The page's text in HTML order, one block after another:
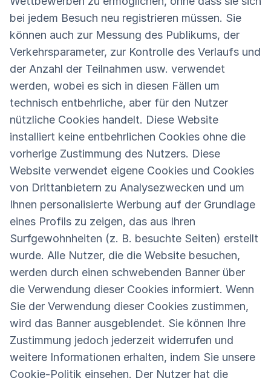
bei jedem Besuch neu registrieren müssen. Sie
können auch zur Messung des Publikums, der
Verkehrsparameter, zur Kontrolle des Verlaufs und
der Anzahl der Teilnahmen usw. verwendet
werden, wobei es sich in diesen Fällen um
technisch entbehrliche, aber für den Nutzer
nützliche Cookies handelt. Diese Website
installiert keine entbehrlichen Cookies ohne die
vorherige Zustimmung des Nutzers. Diese
Website verwendet eigene Cookies und Cookies
von Drittanbietern zu Analysezwecken und um
Ihnen personalisierte Werbung auf der Grundlage
eines Profils zu zeigen, das aus Ihren
Surfgewohnheiten (z. B. besuchte Seiten) erstellt
wurde. Alle Nutzer, die die Website besuchen,
werden durch einen schwebenden Banner über
die Verwendung dieser Cookies informiert. Wenn
Sie der Verwendung dieser Cookies zustimmen,
wird das Banner ausgeblendet. Sie können Ihre
Zustimmung jedoch jederzeit widerrufen und
weitere Informationen erhalten, indem Sie unsere
Cookie-Politik einsehen. Der Nutzer hat die